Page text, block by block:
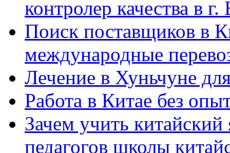
контролер качества в
Поиск поставщиков в
международные
Лечение в Хуньчуне
Работа в Китае без
Зачем учить
педагогов школы